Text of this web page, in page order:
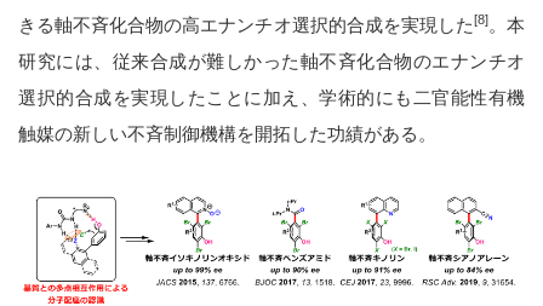
きる軸不斉化合物の高エナンチオ選択的合成を実現した [8]。本
研究には、従来合成が難しかった軸不斉化合物のエナンチオ
選択的合成を実現したことに加え、学術的にも二官能性有機
触媒の新しい不斉制御機構を開拓した功績がある。